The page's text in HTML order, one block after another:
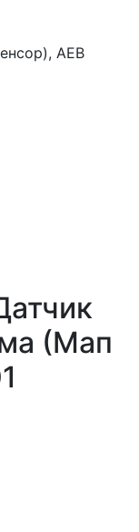
AEB
(Мап